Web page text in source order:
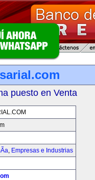
puesto en Venta
, Empresas e Industrias